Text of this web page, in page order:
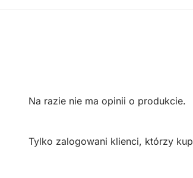
Na razie nie ma opinii o produkcie.
Tylko zalogowani klienci, którzy